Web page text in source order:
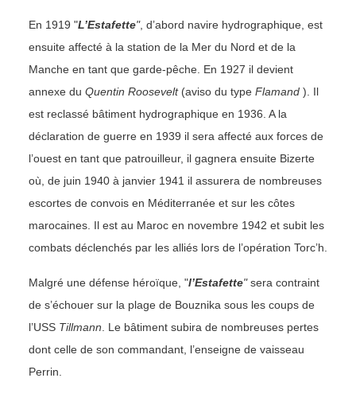
En 1919 "L’Estafette", d’abord navire hydrographique, est
ensuite affecté à la station de la Mer du Nord et de la
Manche en tant que garde-pêche. En 1927 il devient
annexe du Quentin Roosevelt(aviso du type Flamand ). Il
est reclassé bâtiment hydrographique en 1936. A la
déclaration de guerre en 1939 il sera affecté aux forces de
l’ouest en tant que patrouilleur, il gagnera ensuite Bizerte
où, de juin 1940 à janvier 1941 il assurera de nombreuses
escortes de convois en Méditerranée et sur les côtes
marocaines. Il est au Maroc en novembre 1942 et subit les
combats déclenchés par les alliés lors de l’opération Torc’h.
Malgré une défense héroïque, "l’Estafette"sera contraint
de s’échouer sur la plage de Bouznika sous les coups de
l’USS Tillmann . Le bâtiment subira de nombreuses pertes
dont celle de son commandant, l’enseigne de vaisseau
Perrin.